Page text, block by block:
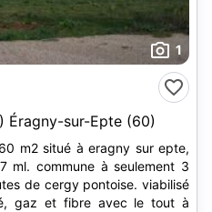
1
Éragny-sur-Epte (60)
m2 situé à eragny sur epte,
ml. commune à seulement 3
de cergy pontoise. viabilisé
gaz et fibre avec le tout à